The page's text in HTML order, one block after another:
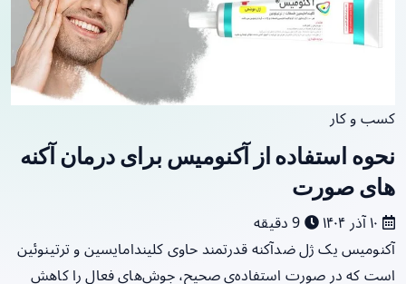
کسب و کار
نحوه استفاده از آکنومیس برای درمان آکنه
های صورت
آکنومیس یک ژل ضدآکنه قدرتمند حاوی کلیندامایسین و ترتینوئین
است که در صورت استفاده‌ی صحیح، جوش‌های فعال را کاهش